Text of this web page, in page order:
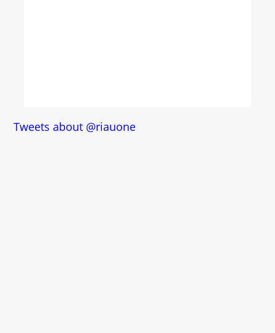
Tweets about @riauone